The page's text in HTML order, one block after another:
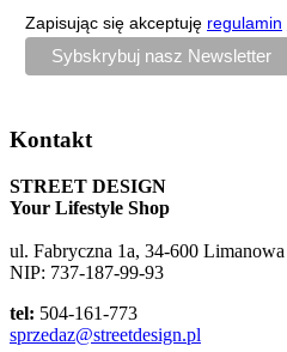
Zapisując się akceptuję regulamin
Kontakt
STREET DESIGN
Your Lifestyle Shop
ul. Fabryczna 1a, 34-600 Limanowa
NIP: 737-187-99-93
tel: 504-161-773
sprzedaz@streetdesign.pl